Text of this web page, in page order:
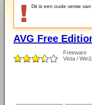
Dit is een oude versie
AVG Free
Freeware
Vista /